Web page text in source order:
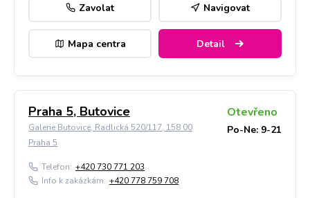
Zavolat Navigovat
Mapa centra Detail
Praha 5, Butovice
Galerie Butovice, Radlická 520/117, 158 00
Praha 5
Otevřeno
Po-Ne: 9-21
Telefon: +420 730 771 203
Info k zakázkám: +420 778 759 708